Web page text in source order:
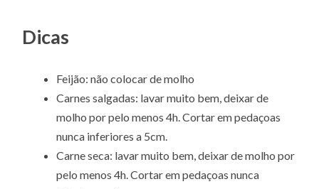
Dicas
Feijão: não colocar de molho
Carnes salgadas: lavar muito bem, deixar de
molho por pelo menos 4h. Cortar em pedaçoas
nunca inferiores a 5cm.
Carne seca: lavar muito bem, deixar de molho por
pelo menos 4h. Cortar em pedaçoas nunca